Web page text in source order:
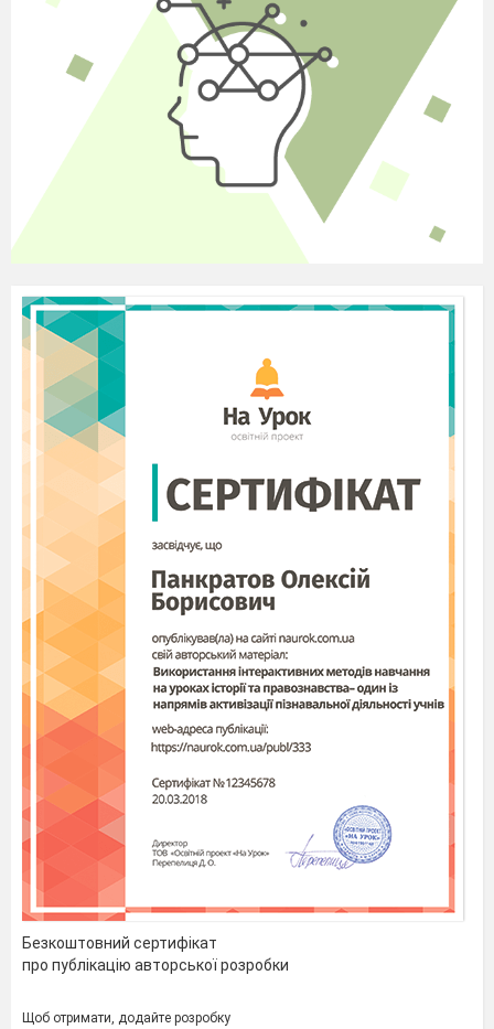
Безкоштовний сертифікат
про публікацію авторської розробки
Щоб отримати, додайте розробку